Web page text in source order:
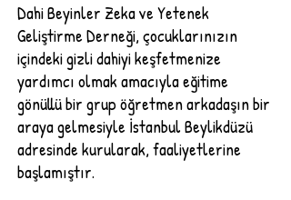
Dahi Beyinler Zeka ve Yetenek
Geliştirme Derneği, çocuklarınızın
içindeki gizli dahiyi keşfetmenize
yardımcı olmak amacıyla eğitime
gönüllü bir grup öğretmen arkadaşın bir
araya gelmesiyle İstanbul Beylikdüzü
adresinde kurularak, faaliyetlerine
başlamıştır.